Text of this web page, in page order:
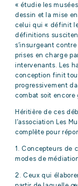
« étudie les
dessin et la mise
celui qui « définit
définitions
s’insurgeant
prises en charge
intervenants. Les
conception finit
progressivement
combat soit encore
Héritière de ces
l’association Les
complète pour
1. Concepteurs de
modes de
2. Ceux qui